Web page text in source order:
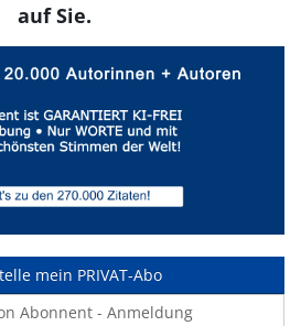
auf Sie.
mein PRIVAT-Abo
Abonnent - Anmeldung